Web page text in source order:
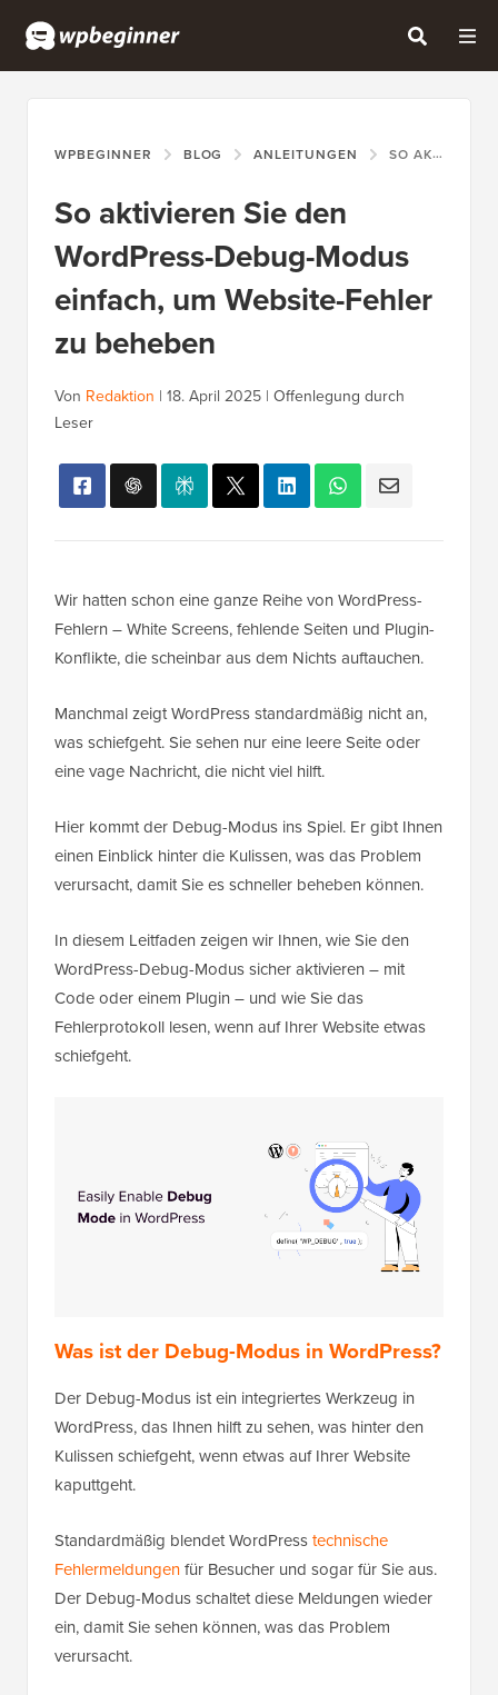
WPBEGINNER BLOG ANLEITUNGEN SO AKTIVIEREN SIE DEN WORDPRESS-DEBUG-MODUS EINFACH, UM WEBSITE-FEHLER ZU BEHEBEN
So aktivieren Sie den
WordPress-Debug-Modus
einfach, um Website-Fehler
zu beheben
Von Redaktion | 18. April 2025 | Offenlegung durch
Leser
Wir hatten schon eine ganze Reihe von WordPress-
Fehlern – White Screens, fehlende Seiten und Plugin-
Konflikte, die scheinbar aus dem Nichts auftauchen.
Manchmal zeigt WordPress standardmäßig nicht an,
was schiefgeht. Sie sehen nur eine leere Seite oder
eine vage Nachricht, die nicht viel hilft.
Hier kommt der Debug-Modus ins Spiel. Er gibt Ihnen
einen Einblick hinter die Kulissen, was das Problem
verursacht, damit Sie es schneller beheben können.
In diesem Leitfaden zeigen wir Ihnen, wie Sie den
WordPress-Debug-Modus sicher aktivieren – mit
Code oder einem Plugin – und wie Sie das
Fehlerprotokoll lesen, wenn auf Ihrer Website etwas
schiefgeht.
Was ist der Debug-Modus in WordPress?
Der Debug-Modus ist ein integriertes Werkzeug in
WordPress, das Ihnen hilft zu sehen, was hinter den
Kulissen schiefgeht, wenn etwas auf Ihrer Website
kaputtgeht.
Standardmäßig blendet WordPresstechnische
Fehlermeldungenfür Besucher und sogar für Sie aus.
Der Debug-Modus schaltet diese Meldungen wieder
ein, damit Sie sehen können, was das Problem
verursacht.